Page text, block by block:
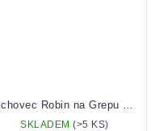
SKLADEM(>5 KS)